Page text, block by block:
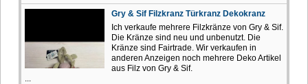
Gry & Sif Filzkranz Türkranz Dekokranz
Ich verkaufe mehrere Filzkränze von Gry & Sif.
Die Kränze sind neu und unbenutzt. Die
Kränze sind Fairtrade. Wir verkaufen in
anderen Anzeigen noch mehrere Deko Artikel
aus Filz von Gry & Sif.